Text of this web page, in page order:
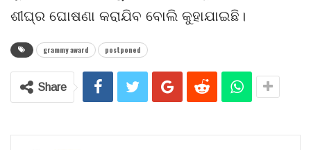
ଶୀଘ୍ର ଘୋଷଣା କରାଯିବ ବୋଲି କୁହାଯାଇଛି।
grammy award postponed
Share